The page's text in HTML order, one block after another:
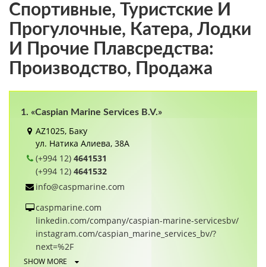
Спортивные, Туристские И
Прогулочные, Катера, Лодки
И Прочие Плавсредства:
Производство, Продажа
1. «Caspian Marine Services B.V.»
AZ1025, Баку
ул. Натика Алиева, 38А
(+994 12) 4641531
(+994 12) 4641532
info@caspmarine.com
caspmarine.com
linkedin.com/company/caspian-marine-servicesbv/
instagram.com/caspian_marine_services_bv/?
next=%2F
SHOW MORE